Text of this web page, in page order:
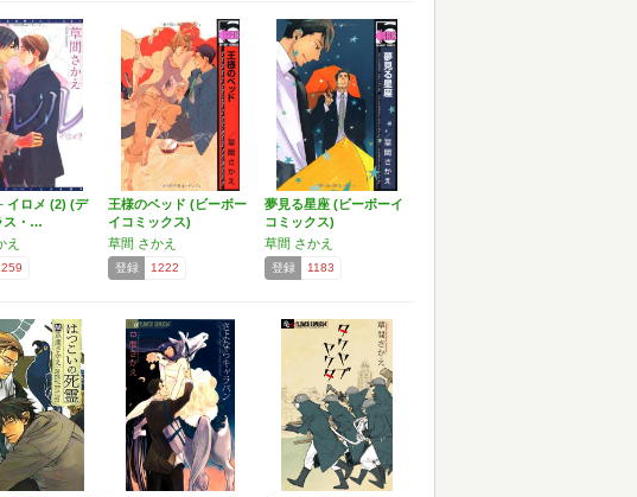
イロメ (2) (デ
ス・…
え
王様のベッド (ビーボー
イコミックス)
草間 さかえ
登録 1222
夢見る星座 (ビーボーイ
コミックス)
草間 さかえ
登録 1183